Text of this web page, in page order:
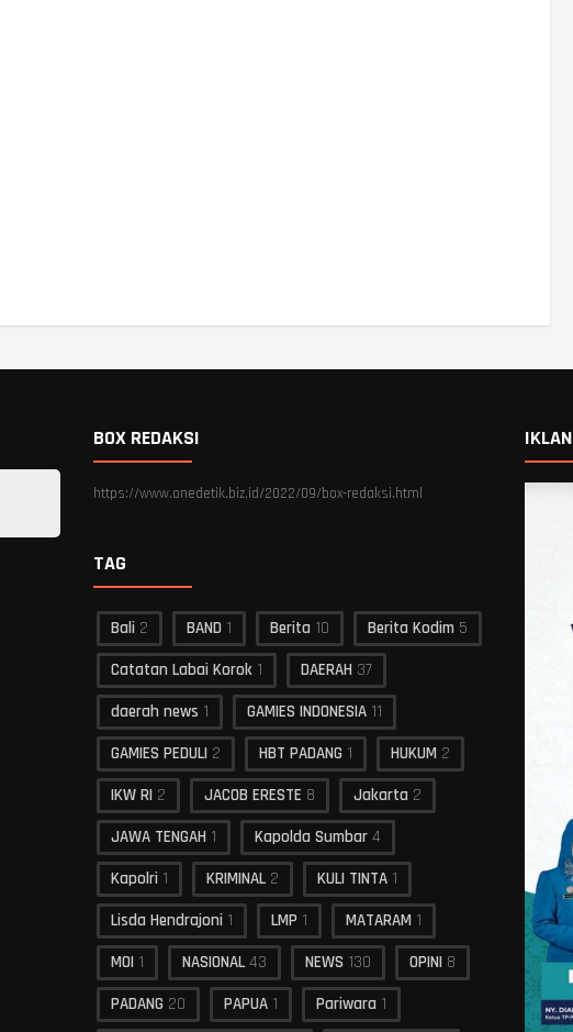
BOX REDAKSI
https://www.onedetik.biz.id/2022/09/box-redaksi.html
TAG
Bali 2 BAND 1 Berita 10 Berita Kodim 5
Catatan Labai Korok 1 DAERAH 37
daerah news 1 GAMIES INDONESIA 11
GAMIES PEDULI 2 HBT PADANG 1 HUKUM 2
IKW RI 2 JACOB ERESTE 8 Jakarta 2
JAWA TENGAH 1 Kapolda Sumbar 4
Kapolri 1 KRIMINAL 2 KULI TINTA 1
Lisda Hendrajoni 1 LMP 1 MATARAM 1
MOI 1 NASIONAL 43 NEWS 130 OPINI 8
PADANG 20 PAPUA 1 Pariwara 1
IKLAN